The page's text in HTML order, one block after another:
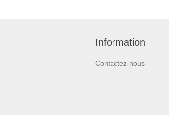
Information
Contactez-nous